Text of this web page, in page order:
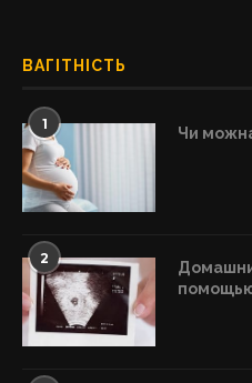
ВАГІТНІСТЬ
1 Чи
2